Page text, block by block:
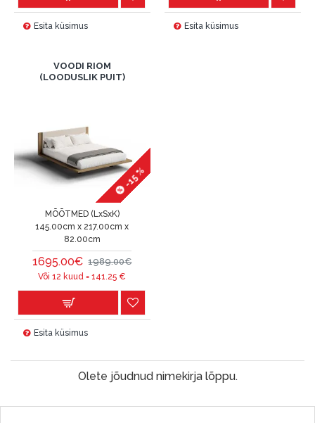
Esita küsimus Esita küsimus
VOODI RIOM
(LOODUSLIK PUIT)
-15 %
MÕÕTMED (LxSxK)
145.00cm x 217.00cm x
82.00cm
1695.00€ 1989.00€
Või 12 kuud =141.25 €
Esita küsimus
Olete jõudnud nimekirja lõppu.